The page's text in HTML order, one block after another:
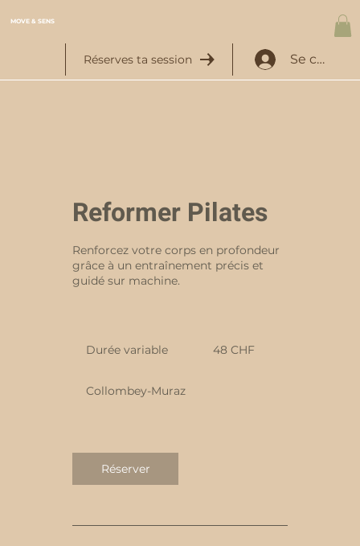
MOVE & SENS
Réserves ta session Se
Reformer Pilates
Renforcez votre corps en profondeur
grâce à un entraînement précis et
guidé sur machine.
Durée variable
é
r
a
suisses
48 CHF
Collombey-Muraz
Réserver